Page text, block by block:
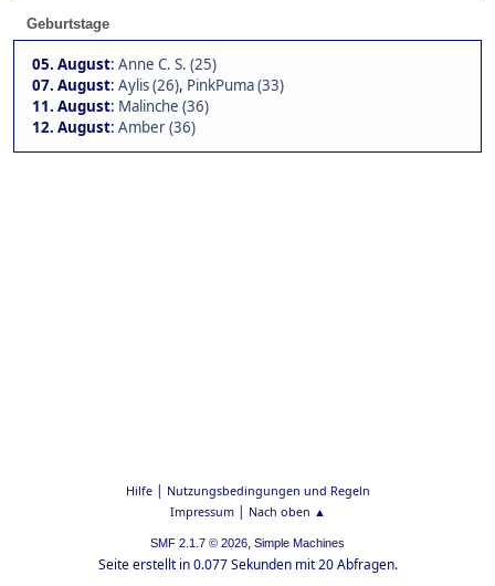
Geburtstage
05. August: Anne C. S. (25)
07. August: Aylis (26), PinkPuma (33)
11. August: Malinche (36)
12. August: Amber (36)
Hilfe| Nutzungsbedingungen und Regeln
Impressum| Nach oben ▲
SMF 2.1.7 © 2026, Simple Machines
Seite erstellt in 0.077 Sekunden mit 20 Abfragen.